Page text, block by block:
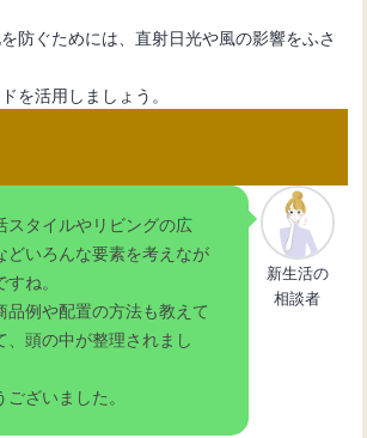
防ぐためには、直射日光や風の影響をふさ
を活用しましょう。
スタイルやリビングの広
どいろんな要素を考えなが
ね。
品例や配置の方法も教えて
、頭の中が整理されまし
ざいました。
新生活の
相談者